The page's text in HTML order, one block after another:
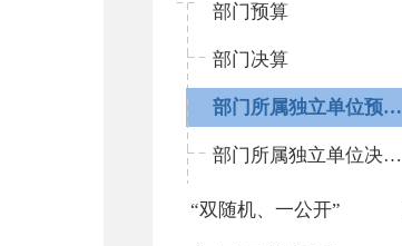
部门预算
部门决算
部门所属独立单位预算（二级单位）
部门所属独立单位决算（二级单位）
“双随机、一公开”